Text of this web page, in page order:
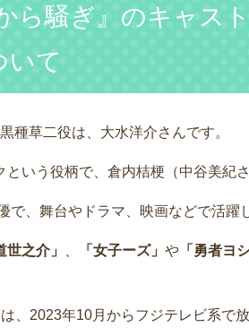
ら騒ぎ』のキャス
いて
種草二役は、大水洋介さんです。
いう役柄で、倉内桔梗（中谷美紀
、舞台やドラマ、映画などで活躍
世之介」 「女子ーズ」 や 「勇者ヨ
は、2023年10月からフジテレビ系で放